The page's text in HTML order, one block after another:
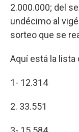
2.000.000; del
undécimo al
sorteo que se
Aquí está la
1- 12.314
2. 33.551